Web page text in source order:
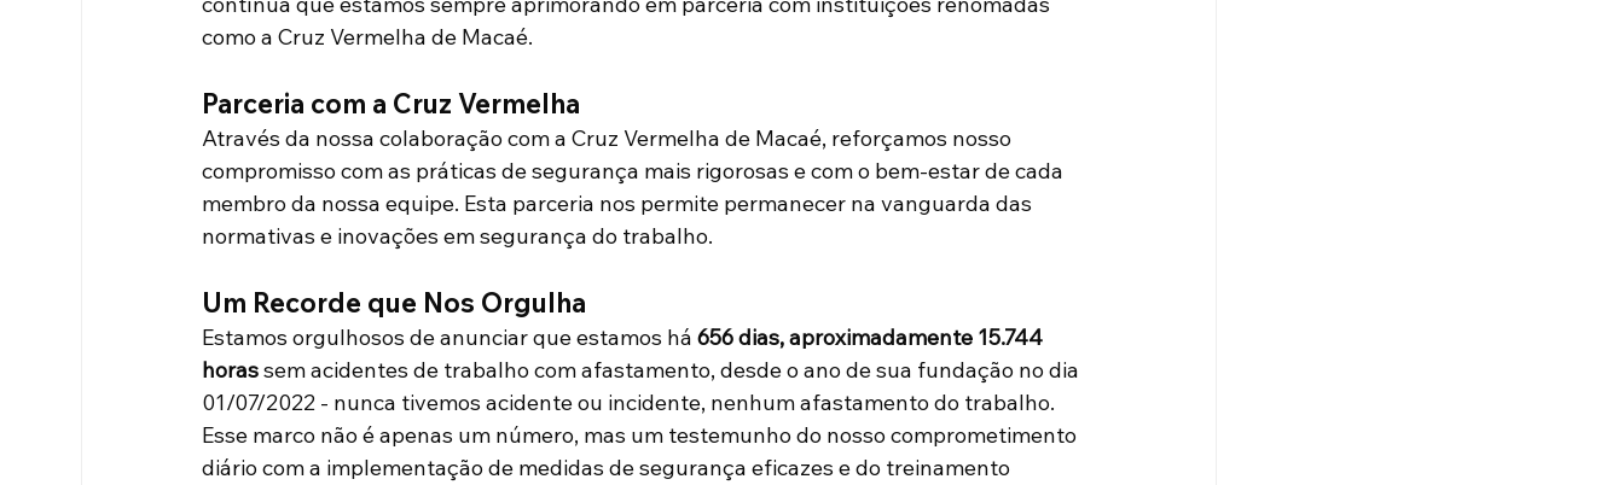
como a Cruz Vermelha de Macaé.
Parceria com a Cruz Vermelha
Através da nossa colaboração com a Cruz Vermelha de Macaé, reforçamos nosso
compromisso com as práticas de segurança mais rigorosas e com o bem-estar de cada
membro da nossa equipe. Esta parceria nos permite permanecer na vanguarda das
normativas e inovações em segurança do trabalho.
Um Recorde que Nos Orgulha
Estamos orgulhosos de anunciar que estamos há 656 dias, aproximadamente 15.744
horas sem acidentes de trabalho com afastamento, desde o ano de sua fundação no dia
01/07/2022 - nunca tivemos acidente ou incidente, nenhum afastamento do trabalho.
Esse marco não é apenas um número, mas um testemunho do nosso comprometimento
diário com a implementação de medidas de segurança eficazes e do treinamento